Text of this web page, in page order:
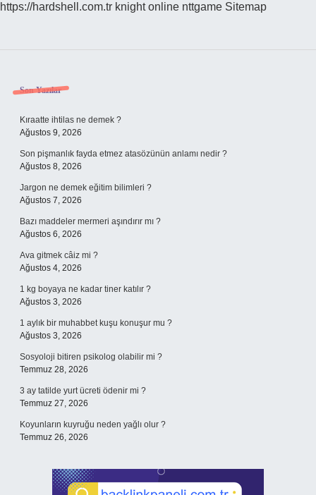
https://hardshell.com.tr knight online nttgame Sitemap
Sidebar
Son Yazılar
Kıraatte ihtilas ne demek ?
Ağustos 9, 2026
Son pişmanlık fayda etmez atasözünün anlamı nedir ?
Ağustos 8, 2026
Jargon ne demek eğitim bilimleri ?
Ağustos 7, 2026
Bazı maddeler mermeri aşındırır mı ?
Ağustos 6, 2026
Ava gitmek câiz mi ?
Ağustos 4, 2026
1 kg boyaya ne kadar tiner katılır ?
Ağustos 3, 2026
1 aylık bir muhabbet kuşu konuşur mu ?
Ağustos 3, 2026
Sosyoloji bitiren psikolog olabilir mi ?
Temmuz 28, 2026
3 ay tatilde yurt ücreti ödenir mi ?
Temmuz 27, 2026
Koyunların kuyruğu neden yağlı olur ?
Temmuz 26, 2026